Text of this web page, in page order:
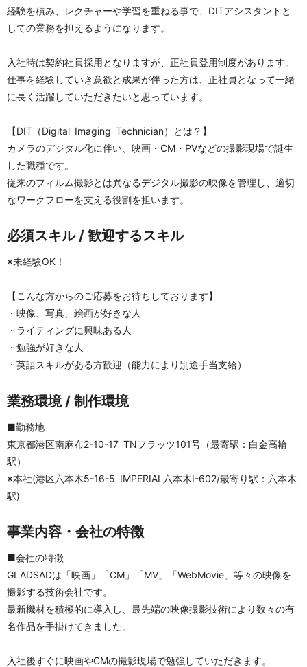
経験を積み、レクチャーや学習を重ねる事で、DITアシスタントと
しての業務を担えるようになります。
入社時は契約社員採用となりますが、正社員登用制度があります。
仕事を経験していき意欲と成果が伴った方は、正社員となって一緒
に長く活躍していただきたいと思っています。
【DIT（Digital Imaging Technician）とは？】
カメラのデジタル化に伴い、映画・CM・PVなどの撮影現場で誕生
した職種です。
従来のフィルム撮影とは異なるデジタル撮影の映像を管理し、適切
なワークフローを支える役割を担います。
必須スキル / 歓迎するスキル
※未経験OK！
【こんな方からのご応募をお待ちしております】
・映像、写真、絵画が好きな人
・ライティングに興味ある人
・勉強が好きな人
・英語スキルがある方歓迎（能力により別途手当支給）
業務環境 / 制作環境
■勤務地
東京都港区南麻布2-10-17 TNフラッツ101号（最寄駅：白金高輪
駅）
※本社(港区六本木5-16-5 IMPERIAL六本木I-602/最寄り駅：六本木
駅)
事業内容・会社の特徴
■会社の特徴
GLADSADは「映画」「CM」「MV」「WebMovie」等々の映像を
撮影する技術会社です。
最新機材を積極的に導入し、最先端の映像撮影技術により数々の有
名作品を手掛けてきました。
入社後すぐに映画やCMの撮影現場で勉強していただきます。